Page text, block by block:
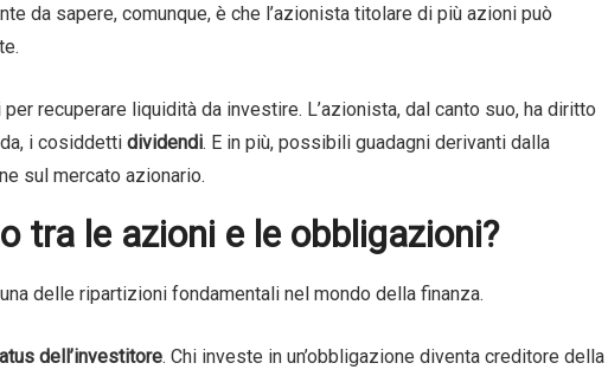
da sapere, comunque, è che l’azionista titolare di più azioni può
recuperare liquidità da investire. L’azionista, dal canto suo, ha diritto
i cosiddetti dividendi. E in più, possibili guadagni derivanti dalla
sul mercato azionario.
tra le azioni e le obbligazioni?
delle ripartizioni fondamentali nel mondo della finanza.
dell’investitore. Chi investe in un’obbligazione diventa creditore della